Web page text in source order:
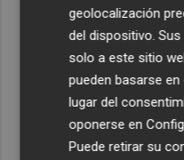
geolocalización
del dispositivo.
solo a este sitio
pueden basarse
lugar del
oponerse en
Puede retirar su